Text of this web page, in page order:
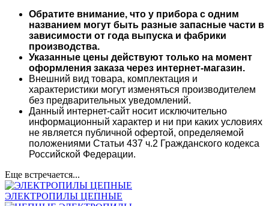
Обратите внимание, что у прибора с одним
названием могут быть разные запасные части в
зависимости от года выпуска и фабрики
производства.
Указанные цены действуют только на момент
оформления заказа через интернет-магазин.
Внешний вид товара, комплектация и
характеристики могут изменяться производителем
без предварительных уведомлений.
Данный интернет-сайт носит исключительно
информационный характер и ни при каких условиях
не является публичной офертой, определяемой
положениями Статьи 437 ч.2 Гражданского кодекса
Российской Федерации.
Еще встречается...
ЭЛЕКТРОПИЛЫ ЦЕПНЫЕ